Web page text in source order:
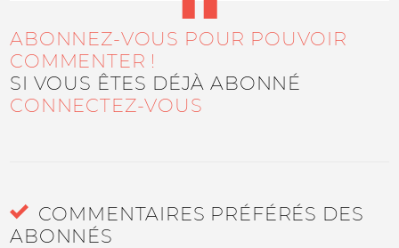
ABONNEZ-VOUS POUR POUVOIR
COMMENTER !
SI VOUS ÊTES DÉJÀ ABONNÉ
CONNECTEZ-VOUS
COMMENTAIRES PRÉFÉRÉS DES
ABONNÉS